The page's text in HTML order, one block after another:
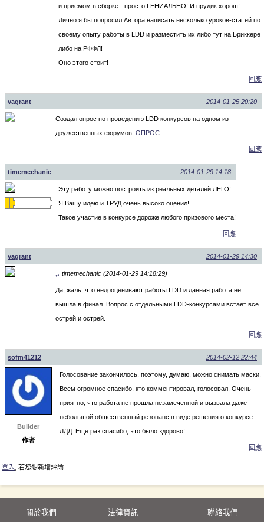
и приёмом в сборке - просто ГЕНИАЛЬНО! И прудик хорош!
Лично я бы попросил Автора написать несколько уроков-статей по
своему опыту работы в LDD и разместить их либо тут на Бриккере
либо на РФФЛ!
Оно этого стоит!
回應
vagrant 2014-01-25 20:20
Создал опрос по проведению LDD конкурсов на одном из
дружественных форумов: ОПРОС
回應
timemechanic 2014-01-29 14:18
Эту работу можно построить из реальных деталей ЛЕГО!
Я Вашу идею и ТРУД очень высоко оценил!
Такое участие в конкурсе дороже любого призового места!
回應
vagrant 2014-01-29 14:30
↵ timemechanic (2014-01-29 14:18:29)
Да, жаль, что недооценивают работы LDD и данная работа не
вышла в финал. Вопрос с отдельными LDD-конкурсами встает все
острей и острей.
回應
sofm41212 2014-02-12 22:44
Builder
作者
Голосование закончилось, поэтому, думаю, можно снимать маски.
Всем огромное спасибо, кто комментировал, голосовал. Очень
приятно, что работа не прошла незамеченной и вызвала даже
небольшой общественный резонанс в виде решения о конкурсе-
ЛДД. Еще раз спасибо, это было здорово!
回應
登入 , 若您想新增評論
關於我們 法律資訊 聯絡我們